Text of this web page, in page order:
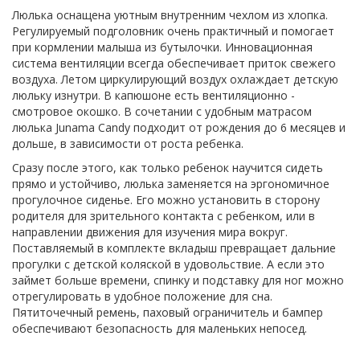
Люлька оснащена уютным внутренним чехлом из хлопка.
Регулируемый подголовник очень практичный и помогает
при кормлении малыша из бутылочки. Инновационная
система вентиляции всегда обеспечивает приток свежего
воздуха. Летом циркулирующий воздух охлаждает детскую
люльку изнутри. В капюшоне есть вентиляционно -
смотровое окошко. В сочетании с удобным матрасом
люлька Junama Candy подходит от рождения до 6 месяцев и
дольше, в зависимости от роста ребенка.
Сразу после этого, как только ребенок научится сидеть
прямо и устойчиво, люлька заменяется на эргономичное
прогулочное сиденье. Его можно установить в сторону
родителя для зрительного контакта с ребенком, или в
направлении движения для изучения мира вокруг.
Поставляемый в комплекте вкладыш превращает дальние
прогулки с детской коляской в удовольствие. А если это
займет больше времени, спинку и подставку для ног можно
отрегулировать в удобное положение для сна.
Пятиточечный ремень, паховый ограничитель и бампер
обеспечивают безопасность для маленьких непосед.